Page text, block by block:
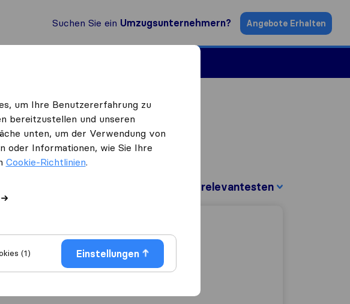
Suchen Sie ein Umzugsunternehmern? Angebote Erhalten
um Ihre Benutzererfahrung zu
bereitzustellen und unseren
unten, um der Verwendung von
oder Informationen, wie Sie Ihre
Cookie-Richtlinien.
(1) Einstellungen